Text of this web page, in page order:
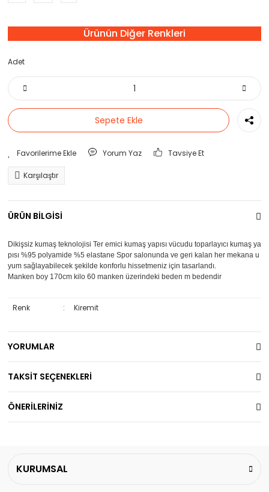
Ürünün Diğer Renkleri
Adet
Sepete Ekle
Yorum Yaz Tavsiye Et
Karşılaştır
ÜRÜN BİLGİSİ
Dikişsiz kumaş teknolojisi Ter emici kumaş yapısı vücudu toparlayıcı kumaş ya
pısı %95 polyamide %5 elastane Spor salonunda ve geri kalan her mekana u
yum sağlayabilecek şekilde konforlu hissetmeniz için tasarlandı.
Manken boy 170cm kilo 60 manken üzerindeki beden m bedendir
Renk : Kiremit
YORUMLAR
TAKSİT SEÇENEKLERİ
ÖNERİLERİNİZ
KURUMSAL